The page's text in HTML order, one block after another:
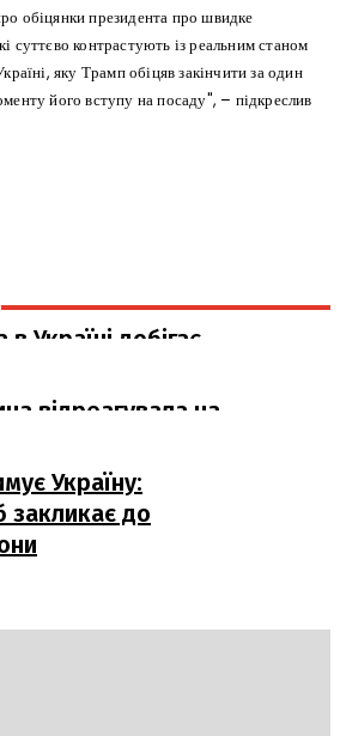
обіцянки президента про швидке
суттєво контрастують із реальним станом
яку Трамп обіцяв закінчити за один
його вступу на посаду", – підкреслив
Україні добігає
похолодання
відреагувала на
САП
Україну:
закликає до